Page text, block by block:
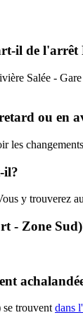
il de l'arrêt
Salée -
ou en
les
il?
y trouverez
- Zone
trouvent dans